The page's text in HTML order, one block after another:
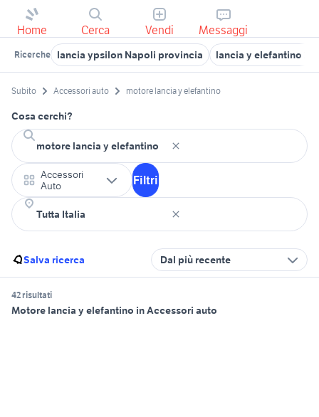
Home Cerca Vendi Messaggi
Ricerche lancia ypsilon Napoli provincia lancia y elefantino
Subito Accessori auto motore lancia y elefantino
Cosa cerchi?
Accessori
Auto
Filtri
Salva ricerca Dal più recente
42 risultati
Motore lancia y elefantino in Accessori auto